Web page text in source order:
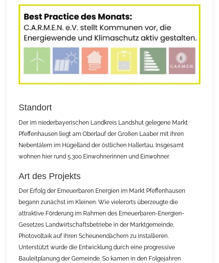
Standort
Der im niederbayerischen Landkreis Landshut gelegene Markt
Pfeffenhausen liegt am Oberlauf der Großen Laaber mit ihren
Nebentälern im Hügelland der östlichen Hallertau. Insgesamt
wohnen hier rund 5.300 Einwohnerinnen und Einwohner.
Art des Projekts
Der Erfolg der Erneuerbaren Energien im Markt Pfeffenhausen
begann zunächst im Kleinen. Wie vielerorts überzeugte die
attraktive Förderung im Rahmen des Erneuerbaren-Energien-
Gesetzes Landwirtschaftsbetriebe in der Marktgemeinde,
Photovoltaik auf ihren Scheunendächern zu installieren.
Unterstützt wurde die Entwicklung durch eine progressive
Bauleitplanung der Gemeinde. So kamen in den Folgejahren